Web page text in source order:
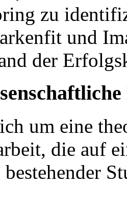
zu
und
der
um eine
die auf